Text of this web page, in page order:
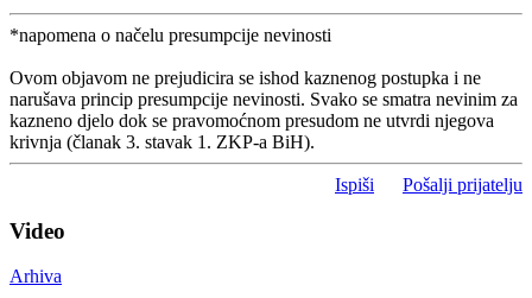
*napomena o načelu presumpcije nevinosti
Ovom objavom ne prejudicira se ishod kaznenog postupka i ne
narušava princip presumpcije nevinosti. Svako se smatra nevinim za
kazneno djelo dok se pravomoćnom presudom ne utvrdi njegova
krivnja (članak 3. stavak 1. ZKP-a BiH).
Ispiši Pošalji prijatelju
Video
Arhiva